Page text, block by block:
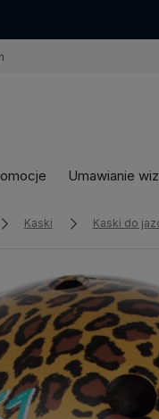
Umawianie
Kaski Kaski do